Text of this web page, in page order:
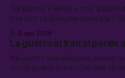
Tra Madrid e Roma è crisi
che non sa spiegare quale sia il
di difesa tra Arabia Saudita,
carburante irregolare, e un altro
8 ago 2026
La guerra in Iran si perde
Nel partito repubblicano cresce
con la guerra in Iran che non va